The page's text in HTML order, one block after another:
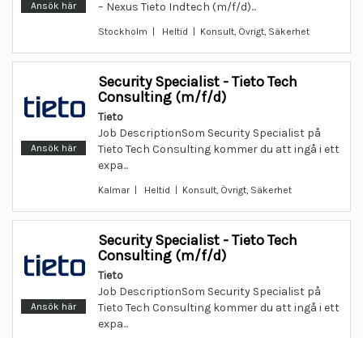
Ansök här – Nexus Tieto Indtech (m/f/d)...
Stockholm | Heltid | Konsult, Övrigt, Säkerhet
Ansök här
Security Specialist - Tieto Tech
Consulting (m/f/d)
Tieto
Job DescriptionSom Security Specialist på
Tieto Tech Consulting kommer du att ingå i ett
expa...
Kalmar | Heltid | Konsult, Övrigt, Säkerhet
Ansök här
Security Specialist - Tieto Tech
Consulting (m/f/d)
Tieto
Job DescriptionSom Security Specialist på
Tieto Tech Consulting kommer du att ingå i ett
expa...